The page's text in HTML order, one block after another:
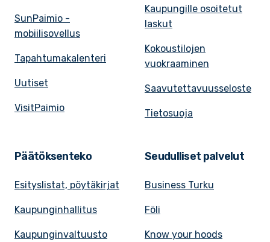
SunPaimio -
mobiilisovellus
Tapahtumakalenteri
Uutiset
VisitPaimio
Kaupungille osoitetut
laskut
Kokoustilojen
vuokraaminen
Saavutettavuusseloste
Tietosuoja
Päätöksenteko
Esityslistat, pöytäkirjat
Kaupunginhallitus
Kaupunginvaltuusto
Seudulliset palvelut
Business Turku
Föli
Know your hoods